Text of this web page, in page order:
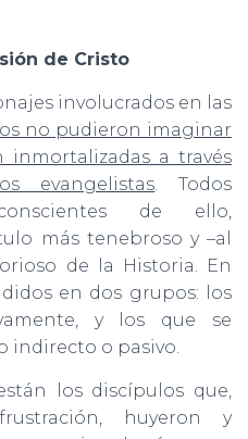
de Cristo
involucrados en las
no pudieron imaginar
inmortalizadas a través
evangelistas. Todos
de ello,
más tenebroso y –al
de la Historia. En
en dos grupos: los
y los que se
indirecto o pasivo.
los discípulos que,
huyeron y